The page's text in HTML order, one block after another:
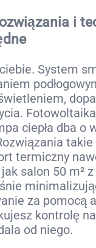
i
System
ciepła dba o
termiczny
salon 50 m²
za pomocą
kontrolę
od niego.